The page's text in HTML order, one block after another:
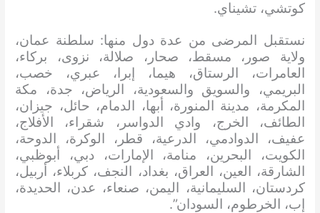
كوتشي، تشيناي.
نستقبل المرضى من عدة دول منها: سلطنة عمان،
ولاية صور، مسقط، صحار، صلالة، نزوى، بركاء،
العامرات، الرستاق، هيما، إبرا، عبري، خصب،
البريمي، والسويق والسعودية، الرياض، جدة، مكة
المكرمة، مدينة المنورة، أبها، الدمام، حائل، جيزان،
الطائف، الخرج، وادي الدواسر، شقراء، الأفلاج،
عفيف، الدوادمي، الدرعية، قطر، الوكرة، الدوحة،
الكويت، البحرين، منامة، الإمارات، دبي، أبوظبي،
الشارقة، العين، العراق، بغداد، النجف، كربلاء، أربيل،
كردستان، السليمانية، اليمن، صنعاء، عدن، الحديدة،
إب، الخرطوم، السودان”.